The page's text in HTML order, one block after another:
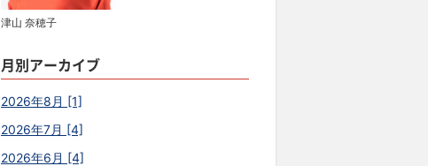
津山 奈穂子
月別アーカイブ
2026年8月 [1]
2026年7月 [4]
2026年6月 [4]